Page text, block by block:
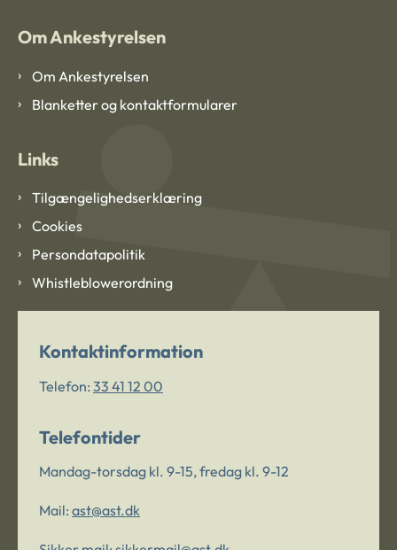
Om Ankestyrelsen
Om Ankestyrelsen
Blanketter og kontaktformularer
Links
Tilgængelighedserklæring
Cookies
Persondatapolitik
Whistleblowerordning
Kontaktinformation
Telefon: 33 41 12 00
Telefontider
Mandag-torsdag kl. 9-15, fredag kl. 9-12
Mail: ast@ast.dk